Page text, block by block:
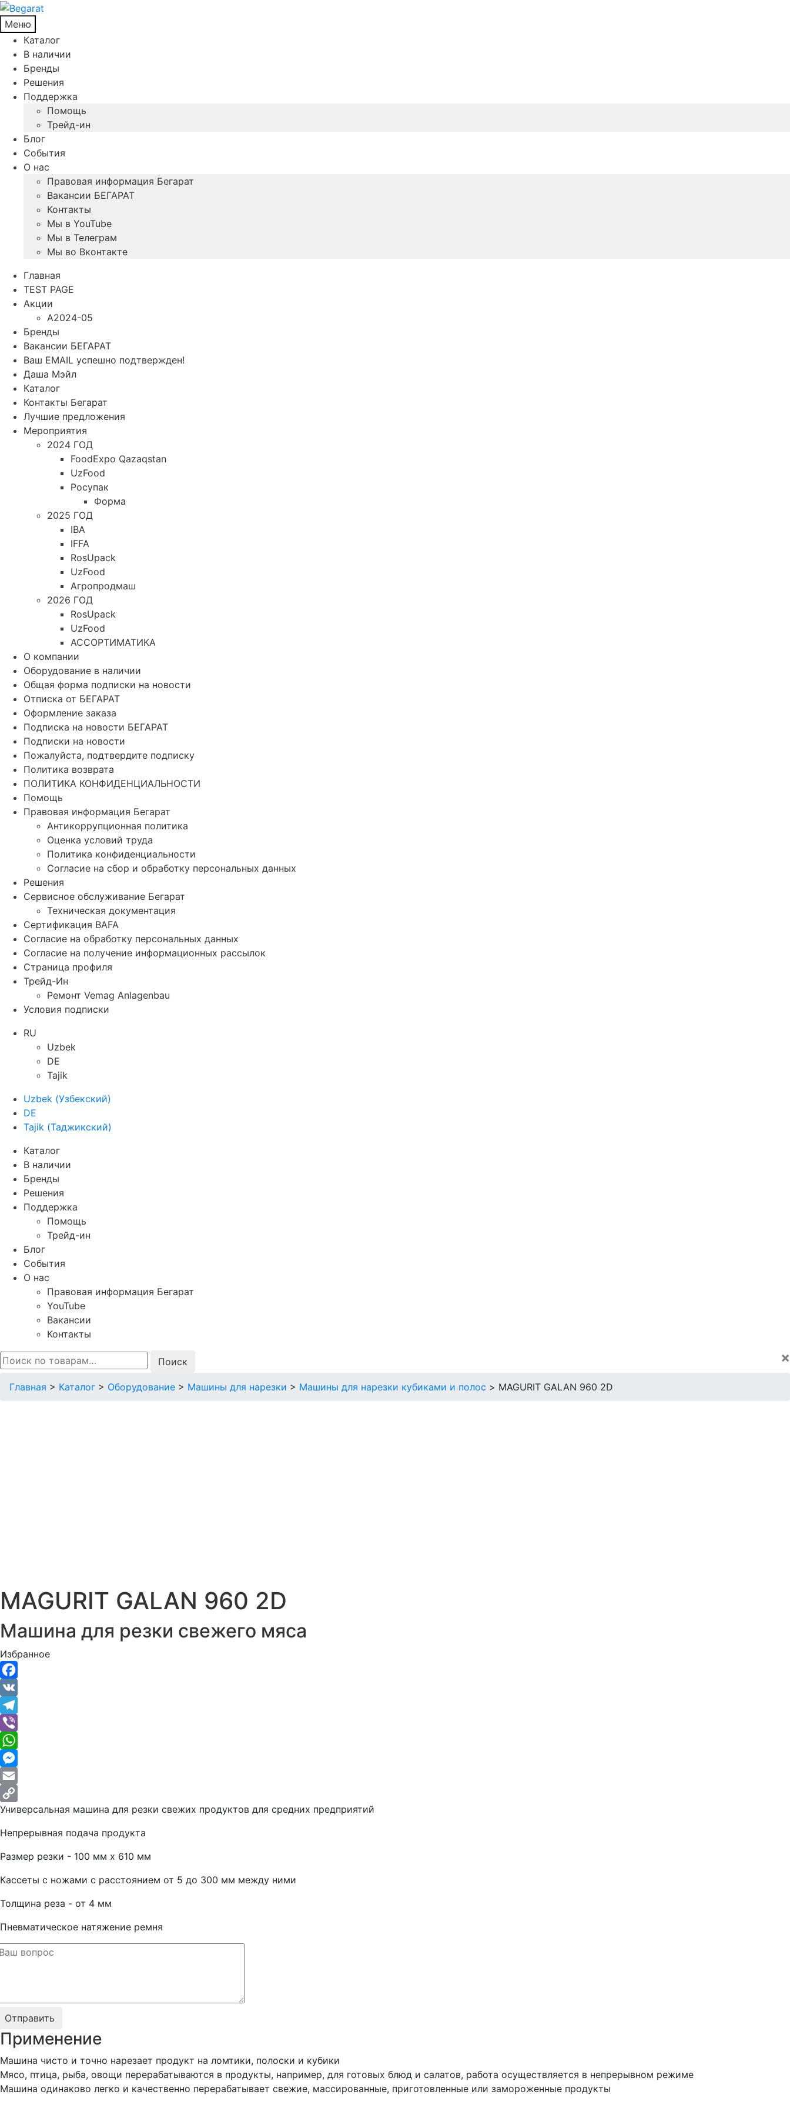
Меню
Каталог
В наличии
Бренды
Решения
Поддержка
Помощь
Трейд-ин
Блог
События
О нас
Правовая информация Бегарат
Вакансии БЕГАРАТ
Контакты
Мы в YouTube
Мы в Телеграм
Мы во Вконтакте
Главная
TEST PAGE
Акции
A2024-05
Бренды
Вакансии БЕГАРАТ
Ваш EMAIL успешно подтвержден!
Даша Мэйл
Каталог
Контакты Бегарат
Лучшие предложения
Мероприятия
2024 ГОД
FoodExpo Qazaqstan
UzFood
Росупак
Форма
2025 ГОД
IBA
IFFA
RosUpack
UzFood
Агропродмаш
2026 ГОД
RosUpack
UzFood
АССОРТИМАТИКА
О компании
Оборудование в наличии
Общая форма подписки на новости
Отписка от БЕГАРАТ
Оформление заказа
Подписка на новости БЕГАРАТ
Подписки на новости
Пожалуйста, подтвердите подписку
Политика возврата
ПОЛИТИКА КОНФИДЕНЦИАЛЬНОСТИ
Помощь
Правовая информация Бегарат
Антикоррупционная политика
Оценка условий труда
Политика конфиденциальности
Согласие на сбор и обработку персональных данных
Решения
Сервисное обслуживание Бегарат
Техническая документация
Сертификация BAFA
Согласие на обработку персональных данных
Согласие на получение информационных рассылок
Страница профиля
Трейд-Ин
Ремонт Vemag Anlagenbau
Условия подписки
RU
Uzbek
DE
Tajik
Uzbek (Узбекский)
DE
Tajik (Таджикский)
Каталог
В наличии
Бренды
Решения
Поддержка
Помощь
Трейд-ин
Блог
События
О нас
Правовая информация Бегарат
YouTube
Вакансии
Контакты
Искать:
×
Главная > Каталог > Оборудование > Машины для нарезки > Машины для нарезки кубиками и полос > MAGURIT GALAN 960 2D
MAGURIT GALAN 960 2D
Машина для резки свежего мяса
Избранное
Facebook
VK
Telegram
Viber
WhatsApp
Messenger
Email
Copy
Link
Универсальная машина для резки свежих продуктов для средних предприятий
Непрерывная подача продукта
Размер резки - 100 мм x 610 мм
Кассеты с ножами с расстоянием от 5 до 300 мм между ними
Толщина реза - от 4 мм
Пневматическое натяжение ремня
Применение
Машина чисто и точно нарезает продукт на ломтики, полоски и кубики
Мясо, птица, рыба, овощи перерабатываются в продукты, например, для готовых блюд и салатов, работа осуществляется в непрерывном режиме
Машина одинаково легко и качественно перерабатывает свежие, массированные, приготовленные или замороженные продукты